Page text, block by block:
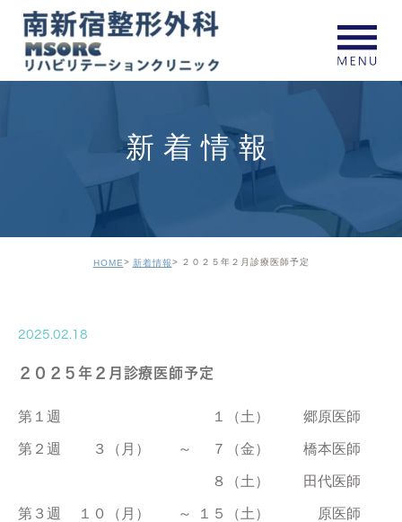
新着情報
HOME 新着情報 ２０２５年２月診療医師予定
2025.02.18
２０２５年２月診療医師予定
第１週 １（土） 郷原医師
第２週 ３（月） ～ ７（金） 橋本医師
８（土） 田代医師
第３週 １０（月） ～ １５（土） 原医師